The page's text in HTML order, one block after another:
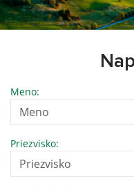
Meno:
Priezvisko: